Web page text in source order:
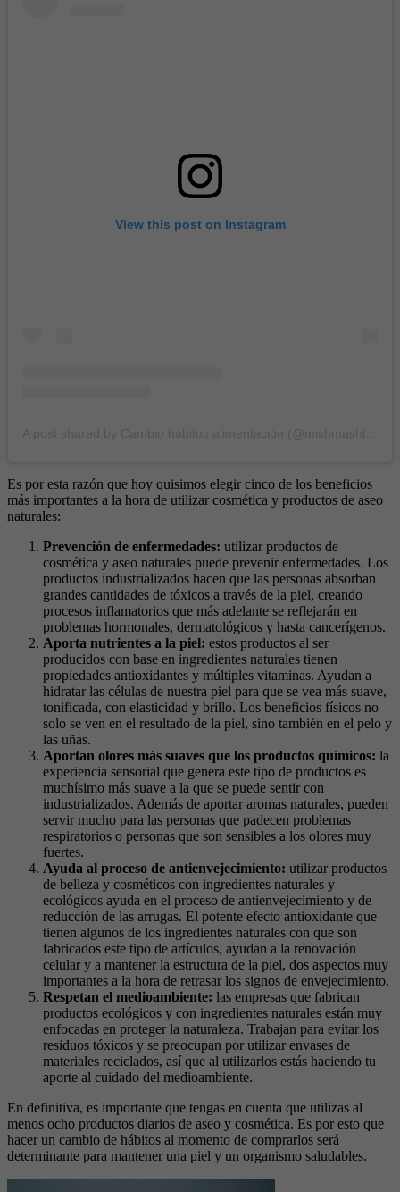
View this post on Instagram
Es por esta razón que hoy quisimos elegir cinco de los beneficios
más importantes a la hora de utilizar cosmética y productos de aseo
naturales:
Prevención de enfermedades: utilizar productos de
cosmética y aseo naturales puede prevenir enfermedades. Los
productos industrializados hacen que las personas absorban
grandes cantidades de tóxicos a través de la piel, creando
procesos inflamatorios que más adelante se reflejarán en
problemas hormonales, dermatológicos y hasta cancerígenos.
Aporta nutrientes a la piel: estos productos al ser
producidos con base en ingredientes naturales tienen
propiedades antioxidantes y múltiples vitaminas. Ayudan a
hidratar las células de nuestra piel para que se vea más suave,
tonificada, con elasticidad y brillo. Los beneficios físicos no
solo se ven en el resultado de la piel, sino también en el pelo y
las uñas.
Aportan olores más suaves que los productos químicos: la
experiencia sensorial que genera este tipo de productos es
muchísimo más suave a la que se puede sentir con
industrializados. Además de aportar aromas naturales, pueden
servir mucho para las personas que padecen problemas
respiratorios o personas que son sensibles a los olores muy
fuertes.
Ayuda al proceso de antienvejecimiento: utilizar productos
de belleza y cosméticos con ingredientes naturales y
ecológicos ayuda en el proceso de antienvejecimiento y de
reducción de las arrugas. El potente efecto antioxidante que
tienen algunos de los ingredientes naturales con que son
fabricados este tipo de artículos, ayudan a la renovación
celular y a mantener la estructura de la piel, dos aspectos muy
importantes a la hora de retrasar los signos de envejecimiento.
Respetan el medioambiente: las empresas que fabrican
productos ecológicos y con ingredientes naturales están muy
enfocadas en proteger la naturaleza. Trabajan para evitar los
residuos tóxicos y se preocupan por utilizar envases de
materiales reciclados, así que al utilizarlos estás haciendo tu
aporte al cuidado del medioambiente.
En definitiva, es importante que tengas en cuenta que utilizas al
menos ocho productos diarios de aseo y cosmética. Es por esto que
hacer un cambio de hábitos al momento de comprarlos será
determinante para mantener una piel y un organismo saludables.